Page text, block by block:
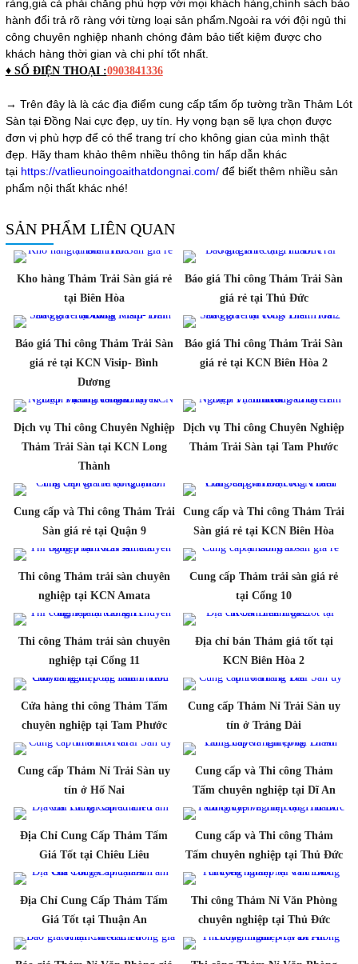
ràng,giá cả phải chăng phù hợp với mọi khách hàng,chính sách bảo
hành đổi trả rõ ràng với từng loại sản phẩm.Ngoài ra với đội ngủ thi
công chuyên nghiệp nhanh chóng đảm bảo tiết kiệm được cho
khách hàng thời gian và chi phí tốt nhất.
♦ SỐ ĐIỆN THOẠI :0903841336
→ Trên đây là là các địa điểm cung cấp tấm ốp tường trần Thảm Lót
Sàn tại Đồng Nai cực đẹp, uy tín. Hy vọng bạn sẽ lựa chọn được
đơn vị phù hợp để có thể trang trí cho không gian của mình thật
đẹp. Hãy tham khảo thêm nhiều thông tin hấp dẫn khác
tại https://vatlieunoingoaithatdongnai.com/để biết thêm nhiều sản
phẩm nội thất khác nhé!
SẢN PHẨM LIÊN QUAN
Kho hàng Thảm Trải Sàn giá rẻ
tại Biên Hòa
Báo giá Thi công Thảm Trải Sàn
giá rẻ tại Thủ Đức
Báo giá Thi công Thảm Trải Sàn
giá rẻ tại KCN Visip- Bình
Dương
Báo giá Thi công Thảm Trải Sàn
giá rẻ tại KCN Biên Hòa 2
Dịch vụ Thi công Chuyên Nghiệp
Thảm Trải Sàn tại KCN Long
Thành
Dịch vụ Thi công Chuyên Nghiệp
Thảm Trải Sàn tại Tam Phước
Cung cấp và Thi công Thảm Trải
Sàn giá rẻ tại Quận 9
Cung cấp và Thi công Thảm Trải
Sàn giá rẻ tại KCN Biên Hòa
Thi công Thảm trải sàn chuyên
nghiệp tại KCN Amata
Cung cấp Thảm trải sàn giá rẻ
tại Cổng 10
Thi công Thảm trải sàn chuyên
nghiệp tại Cổng 11
Địa chỉ bán Thảm giá tốt tại
KCN Biên Hòa 2
Cửa hàng thi công Thảm Tấm
chuyên nghiệp tại Tam Phước
Cung cấp Thảm Nỉ Trải Sàn uy
tín ở Trảng Dài
Cung cấp Thảm Nỉ Trải Sàn uy
tín ở Hố Nai
Cung cấp và Thi công Thảm
Tấm chuyên nghiệp tại Dĩ An
Địa Chỉ Cung Cấp Thảm Tấm
Giá Tốt tại Chiêu Liêu
Cung cấp và Thi công Thảm
Tấm chuyên nghiệp tại Thủ Đức
Địa Chỉ Cung Cấp Thảm Tấm
Giá Tốt tại Thuận An
Thi công Thảm Nỉ Văn Phòng
chuyên nghiệp tại Thủ Đức